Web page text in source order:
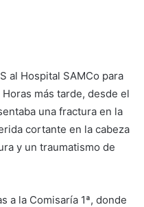
al Hospital SAMCo para
más tarde, desde el
una fractura en la
cortante en la cabeza
y un traumatismo de
a la Comisaría 1ª, donde